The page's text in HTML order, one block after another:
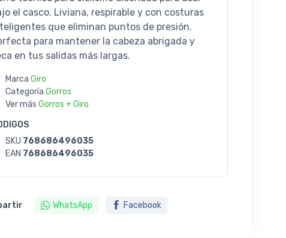
el casco. Liviana, respirable y con costuras
que eliminan puntos de presión.
para mantener la cabeza abrigada y
en tus salidas más largas.
Marca Giro
Categoría Gorros
Ver más Gorros + Giro
SKU 768686496035
EAN 768686496035
WhatsApp Facebook